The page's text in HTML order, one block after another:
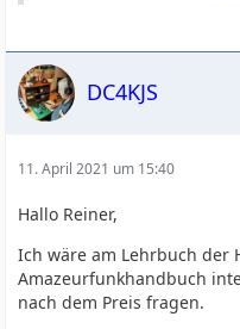
DC4KJS
11. April 2021 um 15:40
Hallo Reiner,
Ich wäre am Lehrbuch der
Amazeurfunkhandbuch
nach dem Preis fragen.